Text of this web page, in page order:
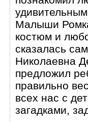
Малыши
костюм и
сказалась
Николаевна
предложил
правильно
всех нас с
загадками,